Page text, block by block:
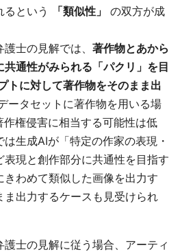
という
「類似性」
の双方が成
士の見解では、 著作物とあから
通性がみられる「パクリ」を目
トに対して著作物をそのまま出
ータセットに著作物を用いる場
権侵害に相当する可能性は低
生成AIが「特定の作家の表現・
現と創作部分に共通性を目指す
わめて類似した画像を出力す
ま出力するケースも見受けられ
士の見解に従う場合、アーティ